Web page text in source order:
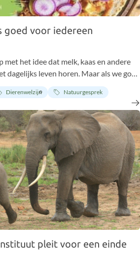
goed voor iedereen
met het idee dat melk, kaas en andere
dagelijks leven horen. Maar als we goed
op ons bord belandt, ontdekken we
anders is dan de vrolijke beelden in
gaat dit gepaard met een proces
betekent, en dat onnatuurlijk en
Dierenwelzijn Natuurgesprek
pleit voor een einde